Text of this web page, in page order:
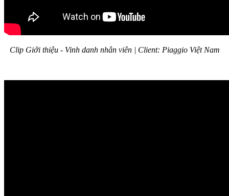
Clip Giới thiệu - Vinh danh nhân viên | Client: Piaggio Việt Nam